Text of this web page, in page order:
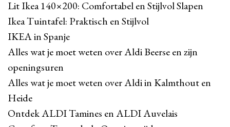
Lit Ikea 140×200: Comfortabel en Stijlvol Slapen
Ikea Tuintafel: Praktisch en Stijlvol
IKEA in Spanje
Alles wat je moet weten over Aldi Beerse en zijn
openingsuren
Alles wat je moet weten over Aldi in Kalmthout en
Heide
Ontdek ALDI Tamines en ALDI Auvelais